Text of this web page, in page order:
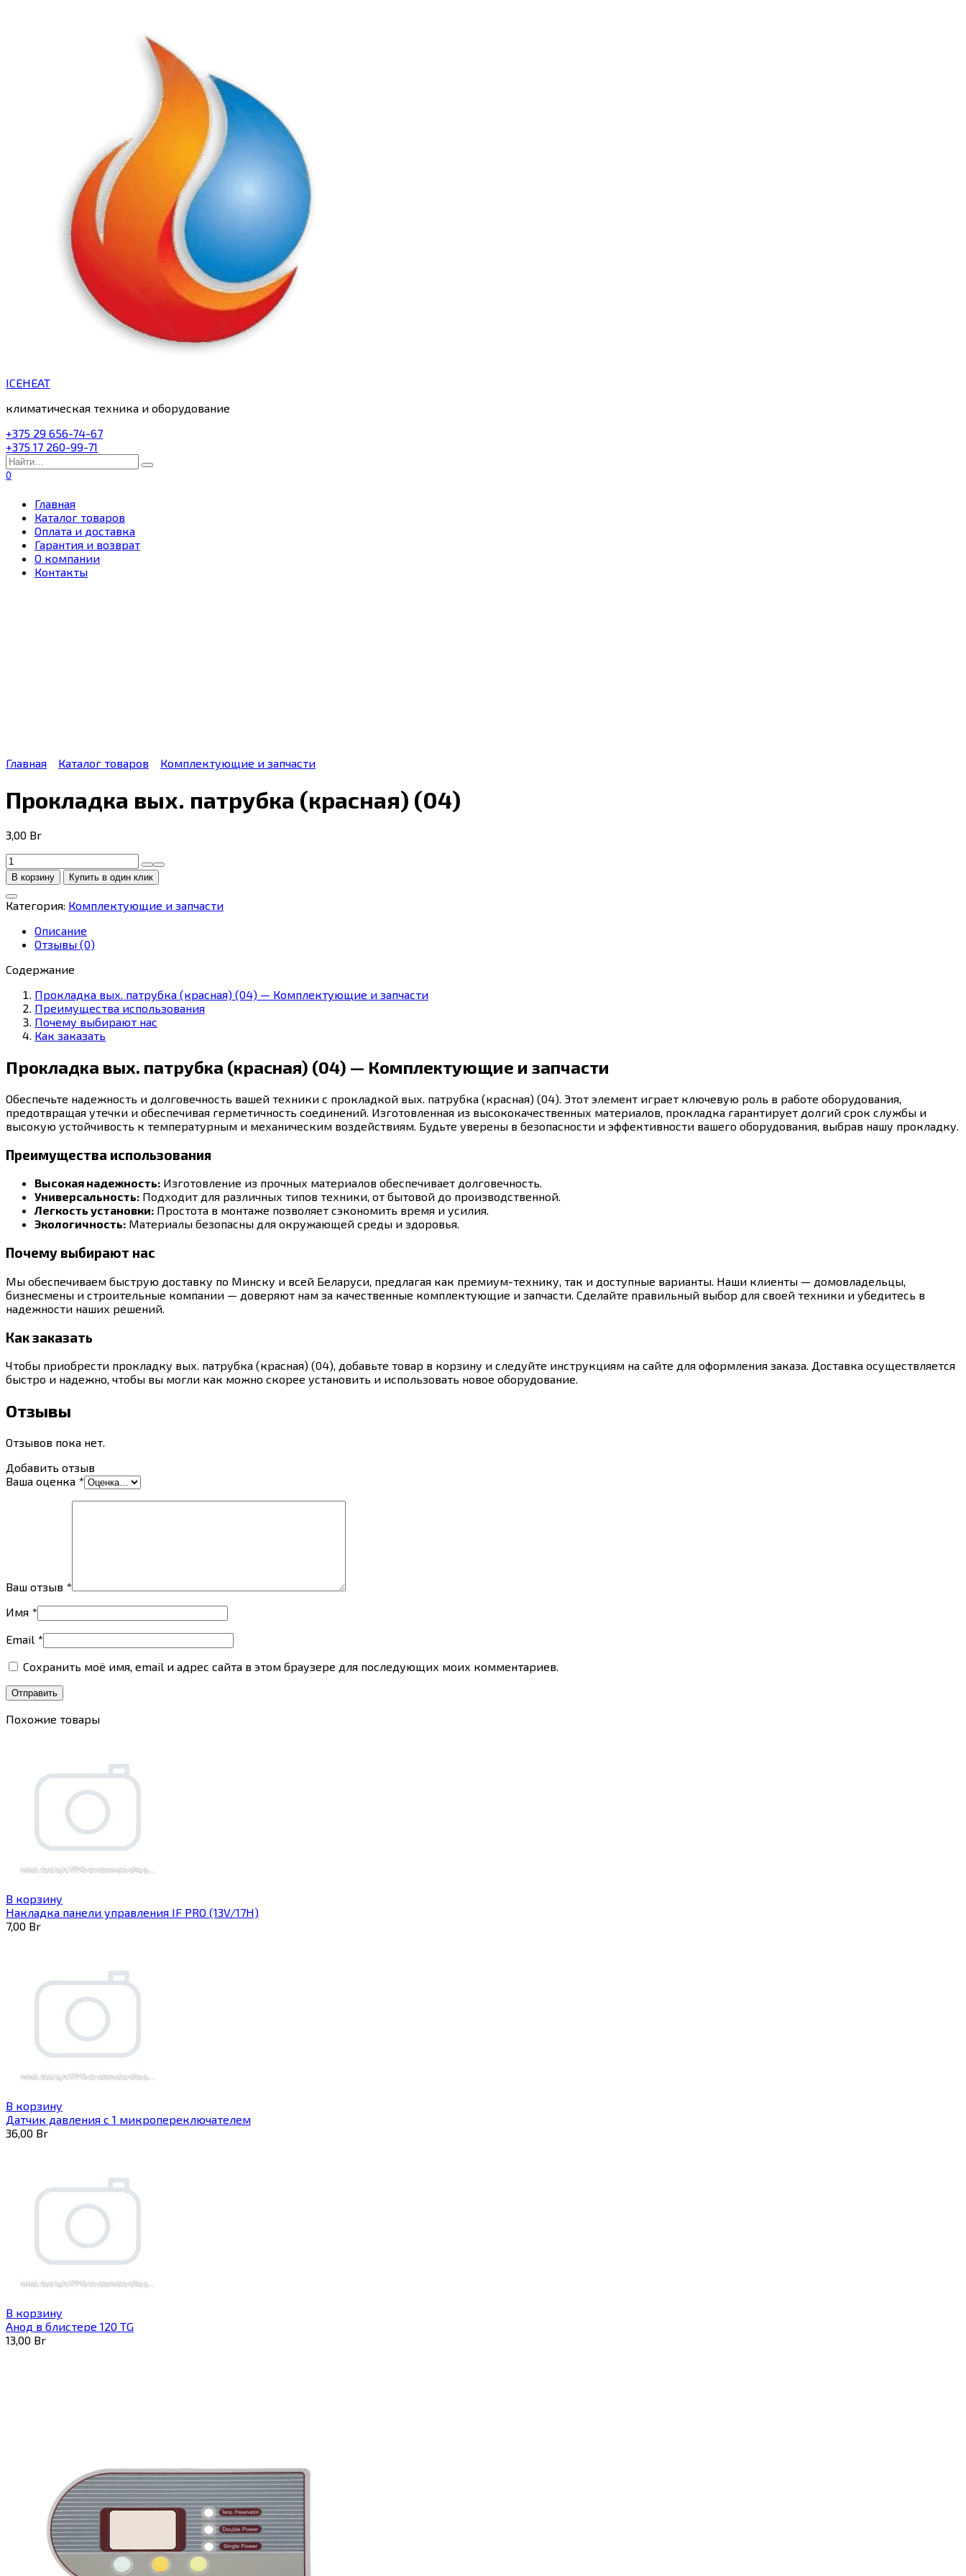
ICEHEAT
климатическая техника и оборудование
+375 29 656-74-67
+375 17 260-99-71
Search
for:
0
Главная
Каталог товаров
Оплата и доставка
Гарантия и возврат
О компании
Контакты
Главная Каталог товаров Комплектующие и запчасти
Прокладка вых. патрубка (красная) (04)
3,00 Br
Количество
товара
Прокладка
вых.
патрубка
(красная)
(04)
В корзину Купить в один клик
Категория: Комплектующие и запчасти
Описание
Отзывы (0)
Содержание
Прокладка вых. патрубка (красная) (04) — Комплектующие и запчасти
Преимущества использования
Почему выбирают нас
Как заказать
Прокладка вых. патрубка (красная) (04) — Комплектующие и запчасти
Обеспечьте надежность и долговечность вашей техники с прокладкой вых. патрубка (красная) (04). Этот элемент играет ключевую роль в работе оборудования,
предотвращая утечки и обеспечивая герметичность соединений. Изготовленная из высококачественных материалов, прокладка гарантирует долгий срок службы и
высокую устойчивость к температурным и механическим воздействиям. Будьте уверены в безопасности и эффективности вашего оборудования, выбрав нашу прокладку.
Преимущества использования
Высокая надежность: Изготовление из прочных материалов обеспечивает долговечность.
Универсальность: Подходит для различных типов техники, от бытовой до производственной.
Легкость установки: Простота в монтаже позволяет сэкономить время и усилия.
Экологичность: Материалы безопасны для окружающей среды и здоровья.
Почему выбирают нас
Мы обеспечиваем быструю доставку по Минску и всей Беларуси, предлагая как премиум-технику, так и доступные варианты. Наши клиенты — домовладельцы,
бизнесмены и строительные компании — доверяют нам за качественные комплектующие и запчасти. Сделайте правильный выбор для своей техники и убедитесь в
надежности наших решений.
Как заказать
Чтобы приобрести прокладку вых. патрубка (красная) (04), добавьте товар в корзину и следуйте инструкциям на сайте для оформления заказа. Доставка осуществляется
быстро и надежно, чтобы вы могли как можно скорее установить и использовать новое оборудование.
Отзывы
Отзывов пока нет.
Добавить отзыв
Ваша оценка *
Ваш отзыв *
Имя *
Email *
Сохранить моё имя, email и адрес сайта в этом браузере для последующих моих комментариев.
Похожие товары
В корзину
Накладка панели управления IF PRO (13V/17H)
7,00 Br
В корзину
Датчик давления с 1 микропереключателем
36,00 Br
В корзину
Анод в блистере 120 TG
13,00 Br